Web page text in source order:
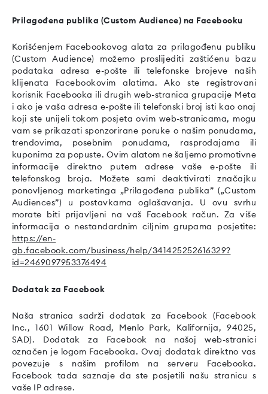
Prilagođena publika (Custom Audience) na Facebooku
Korišćenjem Facebookovog alata za prilagođenu publiku
(Custom Audience) možemo proslijediti zaštićenu bazu
podataka adresa e-pošte ili telefonske brojeve naših
klijenata Facebookovim alatima. Ako ste registrovani
korisnik Facebooka ili drugih web-stranica grupacije Meta
i ako je vaša adresa e-pošte ili telefonski broj isti kao onaj
koji ste unijeli tokom posjeta ovim web-stranicama, mogu
vam se prikazati sponzorirane poruke o našim ponudama,
trendovima, posebnim ponudama, rasprodajama ili
kuponima za popuste. Ovim alatom ne šaljemo promotivne
informacije direktno putem adrese vaše e-pošte ili
telefonskog broja. Možete sami deaktivirati značajku
ponovljenog marketinga „Prilagođena publika” („Custom
Audiences”) u postavkama oglašavanja. U ovu svrhu
morate biti prijavljeni na vaš Facebook račun. Za više
informacija o nestandardnim ciljnim grupama posjetite:
https://en-
gb.facebook.com/business/help/341425252616329?
id=2469097953376494
Dodatak za Facebook
Naša stranica sadrži dodatak za Facebook (Facebook
Inc., 1601 Willow Road, Menlo Park, Kalifornija, 94025,
SAD). Dodatak za Facebook na našoj web-stranici
označen je logom Facebooka. Ovaj dodatak direktno vas
povezuje s našim profilom na serveru Facebooka.
Facebook tada saznaje da ste posjetili našu stranicu s
vaše IP adrese.